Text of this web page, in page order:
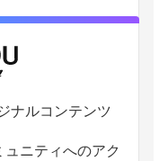
ナルコンテンツ
ニティへのアク